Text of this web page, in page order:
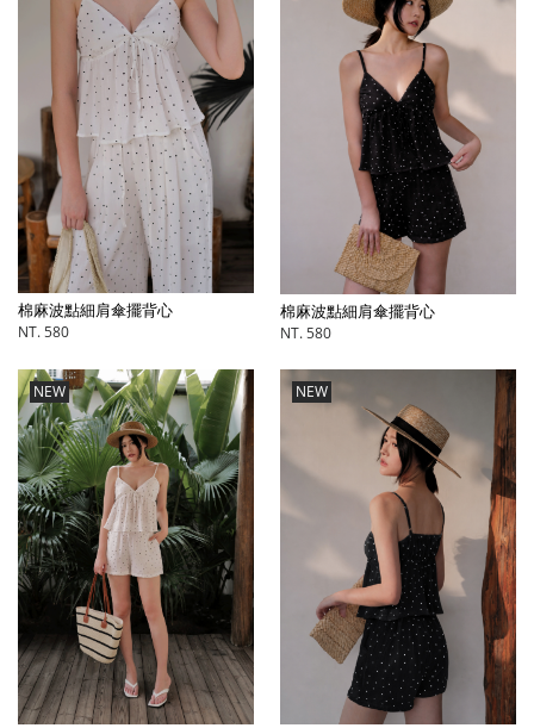
全館滿$3000即贈「夏日條紋草編包」👜
棉麻波點細肩傘擺背心
NT. 580
棉麻波點細肩傘擺背心
NT. 580
NEW NEW